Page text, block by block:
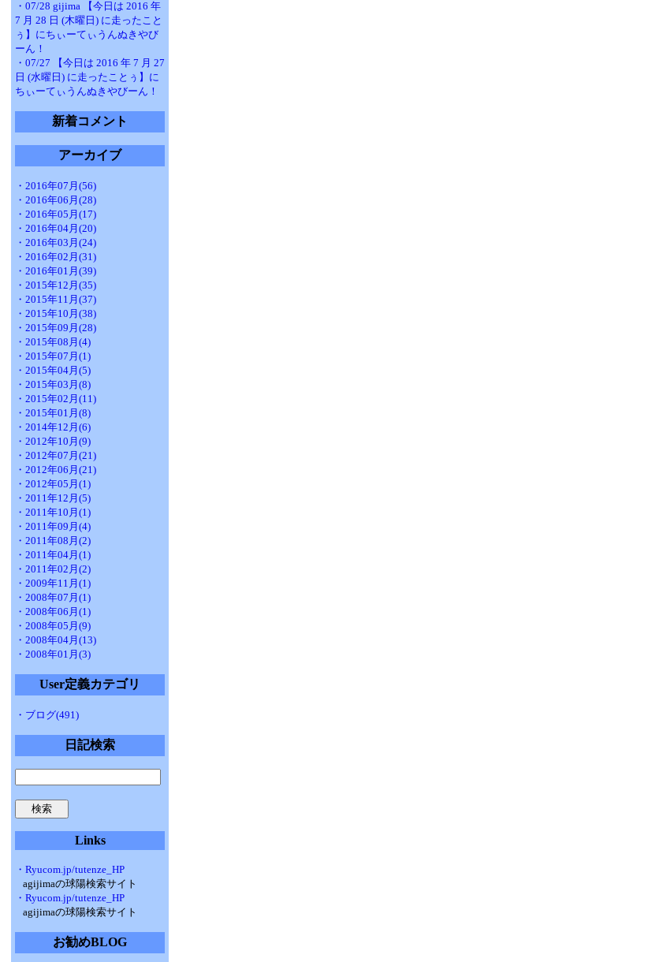
・07/28 gijima 【今日は 2016 年
7 月 28 日 (木曜日) に走ったこと
ぅ】にちぃーてぃうんぬきやび
ーん！
・07/27 【今日は 2016 年 7 月 27
日 (水曜日) に走ったことぅ】に
ちぃーてぃうんぬきやびーん！
新着コメント
アーカイブ
・2016年07月(56)
・2016年06月(28)
・2016年05月(17)
・2016年04月(20)
・2016年03月(24)
・2016年02月(31)
・2016年01月(39)
・2015年12月(35)
・2015年11月(37)
・2015年10月(38)
・2015年09月(28)
・2015年08月(4)
・2015年07月(1)
・2015年04月(5)
・2015年03月(8)
・2015年02月(11)
・2015年01月(8)
・2014年12月(6)
・2012年10月(9)
・2012年07月(21)
・2012年06月(21)
・2012年05月(1)
・2011年12月(5)
・2011年10月(1)
・2011年09月(4)
・2011年08月(2)
・2011年04月(1)
・2011年02月(2)
・2009年11月(1)
・2008年07月(1)
・2008年06月(1)
・2008年05月(9)
・2008年04月(13)
・2008年01月(3)
User定義カテゴリ
・ブログ(491)
日記検索
Links
・Ryucom.jp/tutenze_HP
agijimaの球陽検索サイト
・Ryucom.jp/tutenze_HP
agijimaの球陽検索サイト
お勧めBLOG